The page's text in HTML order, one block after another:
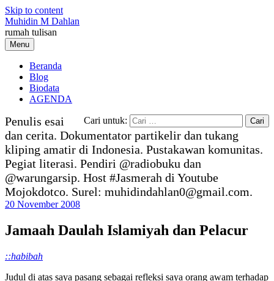
Skip to content
Muhidin M Dahlan
rumah tulisan
Menu
Beranda
Blog
Biodata
AGENDA
Cari untuk:
Penulis esai
dan cerita. Dokumentator partikelir dan tukang
kliping amatir di Indonesia. Pustakawan komunitas.
Pegiat literasi. Pendiri @radiobuku dan
@warungarsip. Host #Jasmerah di Youtube
Mojokdotco. Surel: muhidindahlan0@gmail.com.
20 November 2008
Jamaah Daulah Islamiyah dan Pelacur
::habibah
Judul di atas saya pasang sebagai refleksi saya orang awam terhadap